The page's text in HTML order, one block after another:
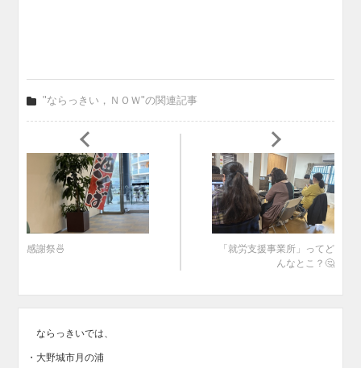
"ならっきい，ＮＯＷ"の関連記事
感謝祭🍜
「就労支援事業所」ってど
んなとこ？🤔
ならっきいでは、
・大野城市月の浦